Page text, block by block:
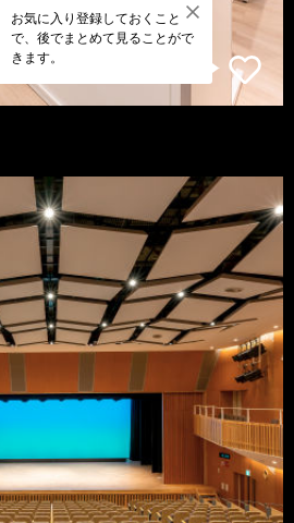
お気に入り登録しておくこと
で、後でまとめて見ることがで
きます。